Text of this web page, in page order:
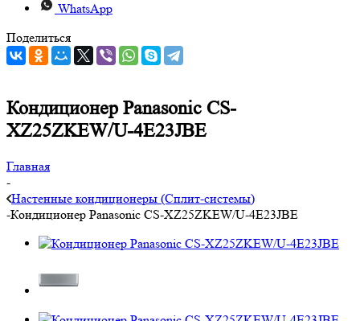
WhatsApp
Поделиться
Кондиционер Panasonic CS-
XZ25ZKEW/U-4E23JBE
Главная
-
Настенные кондиционеры (Сплит-системы)
-Кондиционер Panasonic CS-XZ25ZKEW/U-4E23JBE